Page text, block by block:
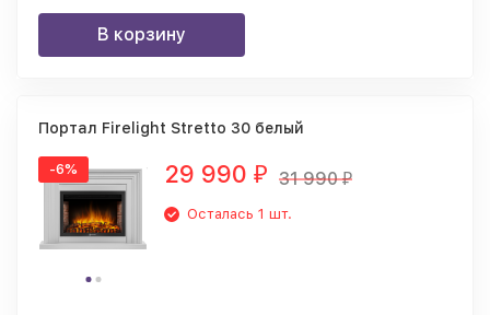
В корзину
Портал Firelight Stretto 30 белый
-6% 29 990 ₽ 31 990 ₽
Осталась 1 шт.